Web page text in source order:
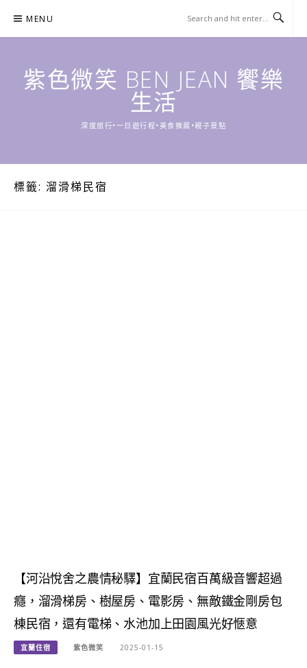
content
MENU
紫色微笑 BEN JEAN 饗樂
生活
深度旅行•一日遊行程•美食推薦•親子景點
標籤: 溜滑梯民宿
【河沿悅舍之農情秘驛】宜蘭民宿百萬級音響超過
癮，溜滑梯房、樹屋房、電影房、無敵鐵金剛房包
棟民宿，還有電梯、水池加上田園風光好愜意
宜蘭住宿 紫色微笑 2025-01-15